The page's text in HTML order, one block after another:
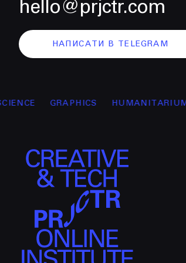
hello@prjctr.com
НАПИСАТИ В TELEGRAM
GRAPHICS HUMANITARIUM